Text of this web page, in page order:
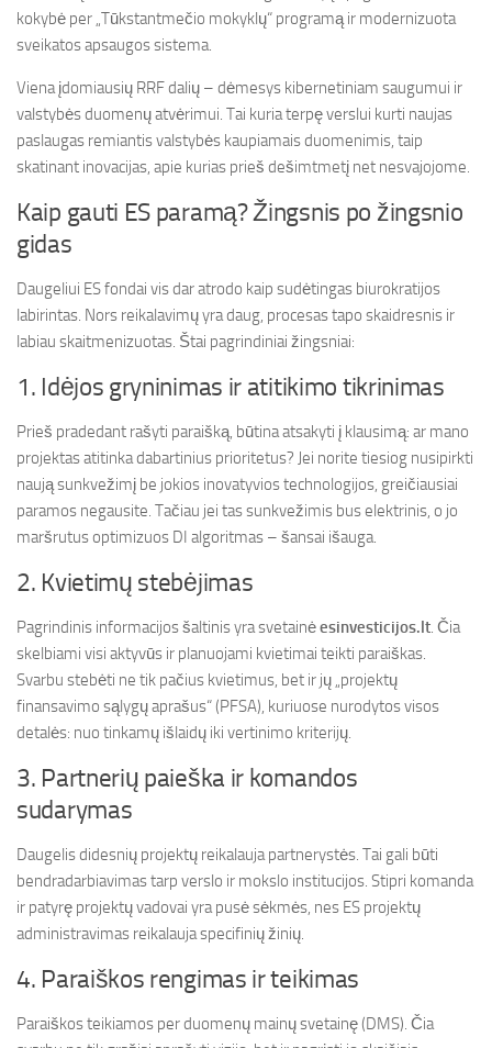
kokybė per „Tūkstantmečio mokyklų“ programą ir modernizuota
sveikatos apsaugos sistema.
Viena įdomiausių RRF dalių – dėmesys kibernetiniam saugumui ir
valstybės duomenų atvėrimui. Tai kuria terpę verslui kurti naujas
paslaugas remiantis valstybės kaupiamais duomenimis, taip
skatinant inovacijas, apie kurias prieš dešimtmetį net nesvajojome.
Kaip gauti ES paramą? Žingsnis po žingsnio
gidas
Daugeliui ES fondai vis dar atrodo kaip sudėtingas biurokratijos
labirintas. Nors reikalavimų yra daug, procesas tapo skaidresnis ir
labiau skaitmenizuotas. Štai pagrindiniai žingsniai:
1. Idėjos gryninimas ir atitikimo tikrinimas
Prieš pradedant rašyti paraišką, būtina atsakyti į klausimą: ar mano
projektas atitinka dabartinius prioritetus? Jei norite tiesiog nusipirkti
naują sunkvežimį be jokios inovatyvios technologijos, greičiausiai
paramos negausite. Tačiau jei tas sunkvežimis bus elektrinis, o jo
maršrutus optimizuos DI algoritmas – šansai išauga.
2. Kvietimų stebėjimas
Pagrindinis informacijos šaltinis yra svetainėesinvesticijos.lt. Čia
skelbiami visi aktyvūs ir planuojami kvietimai teikti paraiškas.
Svarbu stebėti ne tik pačius kvietimus, bet ir jų „projektų
finansavimo sąlygų aprašus“ (PFSA), kuriuose nurodytos visos
detalės: nuo tinkamų išlaidų iki vertinimo kriterijų.
3. Partnerių paieška ir komandos
sudarymas
Daugelis didesnių projektų reikalauja partnerystės. Tai gali būti
bendradarbiavimas tarp verslo ir mokslo institucijos. Stipri komanda
ir patyrę projektų vadovai yra pusė sėkmės, nes ES projektų
administravimas reikalauja specifinių žinių.
4. Paraiškos rengimas ir teikimas
Paraiškos teikiamos per duomenų mainų svetainę (DMS). Čia